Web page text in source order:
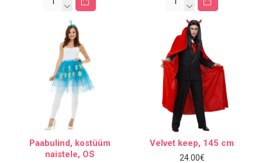
Paabulind, kostüüm
naistele, OS
Velvet keep, 145 cm
24.00€